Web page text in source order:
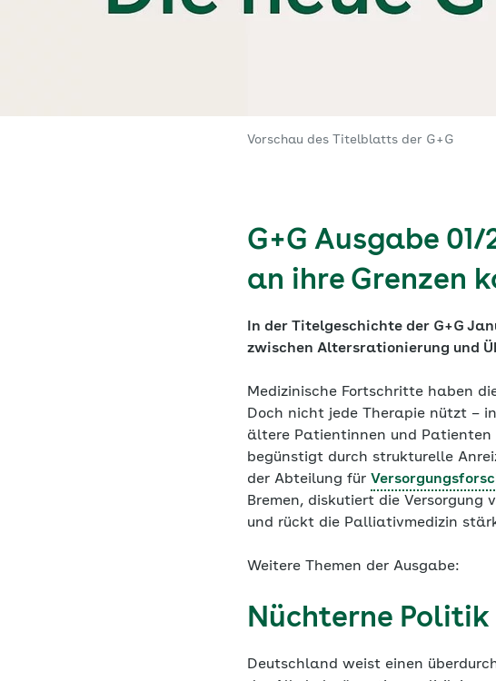
Vorschau des Titelblatts der G+G
G+G Ausgabe
an ihre Grenzen
In der Titelgeschichte der G+G
zwischen Altersrationierung und
Medizinische Fortschritte haben
Doch nicht jede Therapie nützt –
ältere Patientinnen und
begünstigt durch strukturelle
der Abteilung für
Bremen, diskutiert die
und rückt die Palliativmedizin
Weitere Themen der Ausgabe:
Nüchterne
Deutschland weist einen